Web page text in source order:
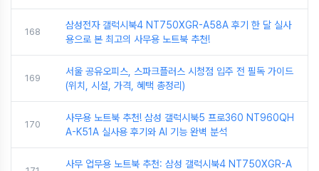
168
삼성전자 갤럭시북4 NT750XGR-A58A 후기 한 달 실사
용으로 본 최고의 사무용 노트북 추천!
169
서울 공유오피스, 스파크플러스 시청점 입주 전 필독 가이드
(위치, 시설, 가격, 혜택 총정리)
170
사무용 노트북 추천! 삼성 갤럭시북5 프로360 NT960QH
A-K51A 실사용 후기와 AI 기능 완벽 분석
사무 업무용 노트북 추천: 삼성 갤럭시북4 NT750XGR-A